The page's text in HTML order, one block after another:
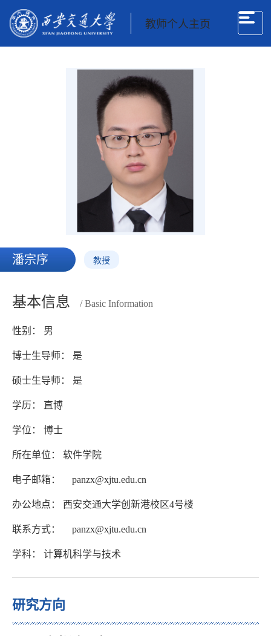
教师个人主页
潘宗序 教授
基本信息 / Basic Information
性别： 男
博士生导师： 是
硕士生导师： 是
学历： 直博
学位： 博士
所在单位： 软件学院
电子邮箱： panzx@xjtu.edu.cn
办公地点： 西安交通大学创新港校区4号楼
联系方式： panzx@xjtu.edu.cn
学科： 计算机科学与技术
研究方向